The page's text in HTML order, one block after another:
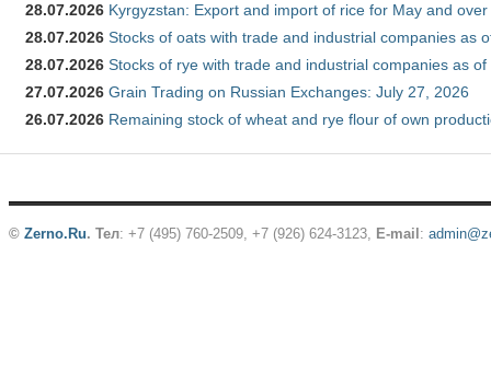
28.07.2026 Kyrgyzstan: Export and import of rice for May and
28.07.2026 Stocks of oats with trade and industrial companies as
28.07.2026 Stocks of rye with trade and industrial companies as
27.07.2026 Grain Trading on Russian Exchanges: July 27, 2026
26.07.2026 Remaining stock of wheat and rye flour of own
© Zerno.Ru. Тел: +7 (495) 760-2509, +7 (926) 624-3123, E-mail :